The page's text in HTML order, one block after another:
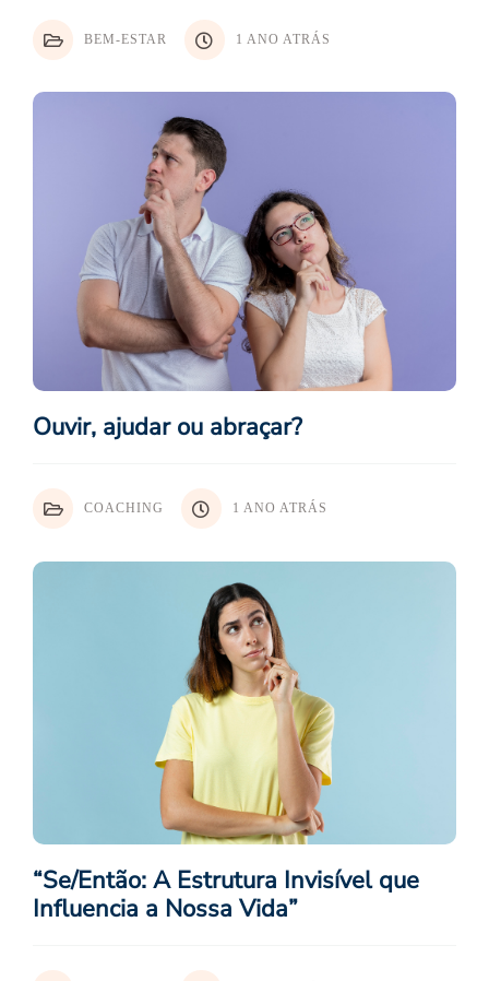
BEM-ESTAR 1 ANO ATRÁS
Ouvir, ajudar ou abraçar?
COACHING 1 ANO ATRÁS
“Se/Então: A Estrutura Invisível que
Influencia a Nossa Vida”